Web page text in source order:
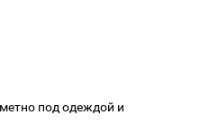
под одеждой и